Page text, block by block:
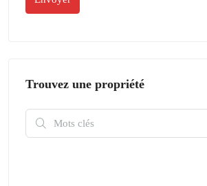
Trouvez une propriété